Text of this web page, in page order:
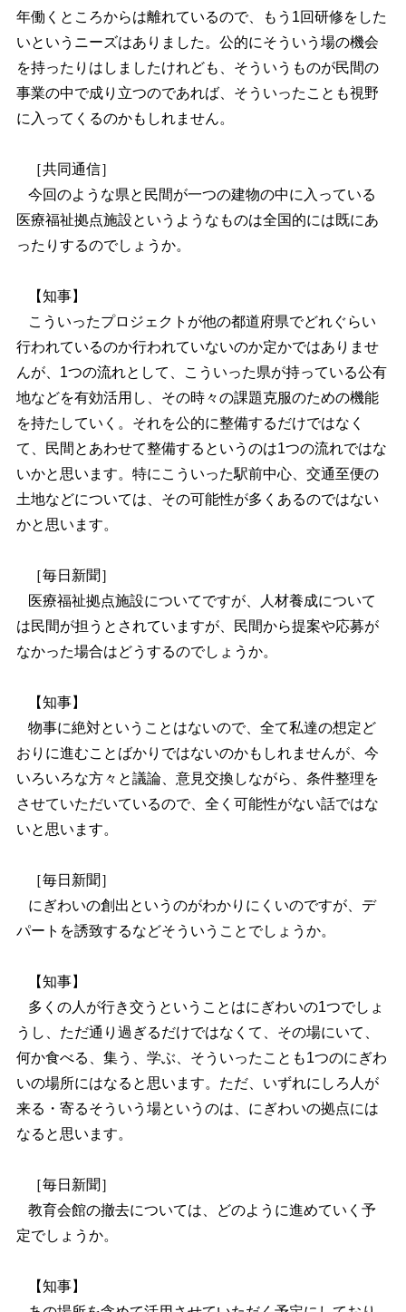
年働くところからは離れているので、もう1回研修をした
いというニーズはありました。公的にそういう場の機会
を持ったりはしましたけれども、そういうものが民間の
事業の中で成り立つのであれば、そういったことも視野
に入ってくるのかもしれません。
［共同通信］
今回のような県と民間が一つの建物の中に入っている
医療福祉拠点施設というようなものは全国的には既にあ
ったりするのでしょうか。
【知事】
こういったプロジェクトが他の都道府県でどれぐらい
行われているのか行われていないのか定かではありませ
んが、1つの流れとして、こういった県が持っている公有
地などを有効活用し、その時々の課題克服のための機能
を持たしていく。それを公的に整備するだけではなく
て、民間とあわせて整備するというのは1つの流れではな
いかと思います。特にこういった駅前中心、交通至便の
土地などについては、その可能性が多くあるのではない
かと思います。
［毎日新聞］
医療福祉拠点施設についてですが、人材養成について
は民間が担うとされていますが、民間から提案や応募が
なかった場合はどうするのでしょうか。
【知事】
物事に絶対ということはないので、全て私達の想定ど
おりに進むことばかりではないのかもしれませんが、今
いろいろな方々と議論、意見交換しながら、条件整理を
させていただいているので、全く可能性がない話ではな
いと思います。
［毎日新聞］
にぎわいの創出というのがわかりにくいのですが、デ
パートを誘致するなどそういうことでしょうか。
【知事】
多くの人が行き交うということはにぎわいの1つでしょ
うし、ただ通り過ぎるだけではなくて、その場にいて、
何か食べる、集う、学ぶ、そういったことも1つのにぎわ
いの場所にはなると思います。ただ、いずれにしろ人が
来る・寄るそういう場というのは、にぎわいの拠点には
なると思います。
［毎日新聞］
教育会館の撤去については、どのように進めていく予
定でしょうか。
【知事】